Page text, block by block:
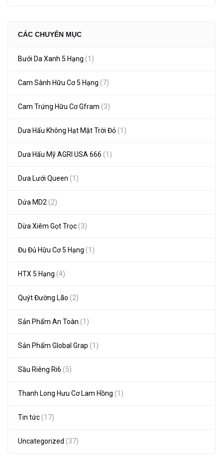
CÁC CHUYÊN MỤC
Bưởi Da Xanh 5 Hạng (1)
Cam Sành Hữu Cơ 5 Hạng (7)
Cam Trứng Hữu Cơ Gfram (3)
Dưa Hấu Không Hạt Mặt Trời Đỏ (1)
Dưa Hấu Mỹ AGRI USA 666 (1)
Dưa Lưới Queen (1)
Dứa MD2 (2)
Dừa Xiêm Gọt Trọc (3)
Đu Đủ Hữu Cơ 5 Hạng (1)
HTX 5 Hạng (4)
Quýt Đường Lão (2)
Sản Phẩm An Toàn (1)
Sản Phẩm Global Grap (1)
Sầu Riêng Ri6 (5)
Thanh Long Hưu Cơ Lam Hồng (1)
Tin tức (17)
Uncategorized (37)